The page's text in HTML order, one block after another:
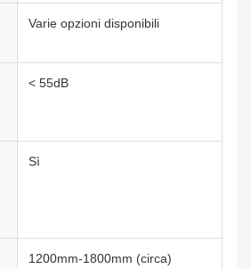
Varie opzioni disponibili
< 55dB
Sì
1200mm-1800mm (circa)